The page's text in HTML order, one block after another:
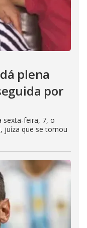
plena
por
sexta-feira, 7, o
juíza que se tornou